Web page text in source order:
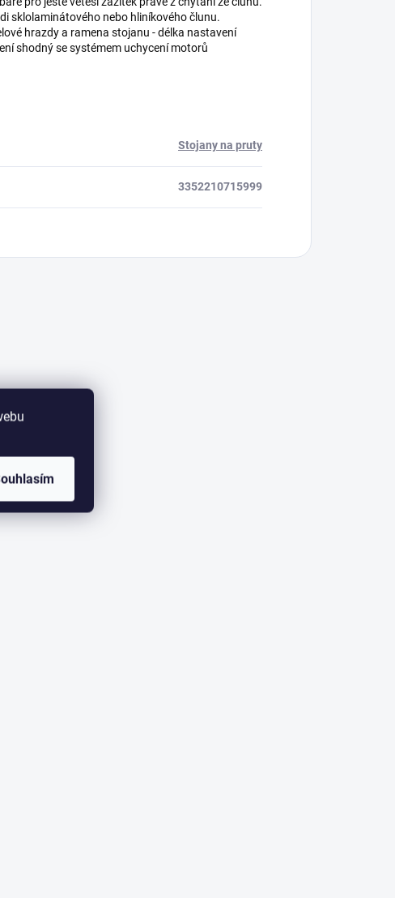
sklolaminátového nebo hliníkového člunu.
hrazdy a ramena stojanu - délka nastavení
shodný se systémem uchycení motorů
Stojany na pruty
3352210715999